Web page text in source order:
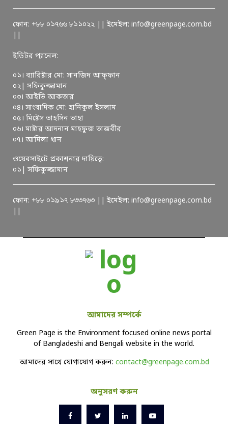
ফোন: +৮৮ ০১৭৬৬ ৮১১০২২ || ইমেইল: info@greenpage.com.bd
ইডিটর প্যানেল:
০১। ব্যারিষ্টার মো: সানজিদ আফ্ফান
০২| সফিকুজ্জামান
০৩। আইভি আকতার
০৪। সাংবাদিক মো: হানিকুল ইসলাম
০৫। মিষ্টেস তাহসিন তাহা
০৬। মাষ্টার আদনান মাহফুজ তাজবীর
০৭। আমিলা খান
ওয়েবসাইটে প্রকাশনার দায়িত্বে:
০১| সফিকুজ্জামান
ফোন: +৮৮ ০১৯১৭ ৮৩৩৭৬৩ || ইমেইল: info@greenpage.com.bd
আমাদের সম্পর্কে
Green Page is the Environment focused online news portal
of Bangladeshi and Bengali website in the world.
আমাদের সাথে যোগাযোগ করুন: contact@greenpage.com.bd
অনুসরণ করুন